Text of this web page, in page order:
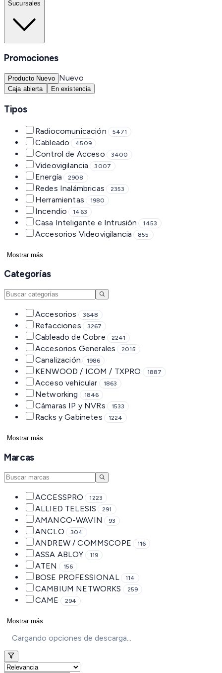
Sucursales
Promociones
Producto Nuevo Nuevo
Caja abierta En existencia
Tipos
Radiocomunicación 5471
Cableado 4509
Control de Acceso 3400
Videovigilancia 3007
Energía 2908
Redes Inalámbricas 2353
Herramientas 1980
Incendio 1463
Casa Inteligente e Intrusión 1453
Accesorios Videovigilancia 855
Mostrar más
Categorías
Accesorios 3648
Refacciones 3267
Cableado de Cobre 2241
Accesorios Generales 2015
Canalización 1986
KENWOOD / ICOM / TXPRO 1887
Acceso vehicular 1863
Networking 1846
Cámaras IP y NVRs 1533
Racks y Gabinetes 1224
Mostrar más
Marcas
ACCESSPRO 1223
ALLIED TELESIS 291
AMANCO-WAVIN 93
ANCLO 304
ANDREW / COMMSCOPE 116
ASSA ABLOY 119
ATEN 156
BOSE PROFESSIONAL 114
CAMBIUM NETWORKS 259
CAME 294
Mostrar más
Cargando opciones de descarga...